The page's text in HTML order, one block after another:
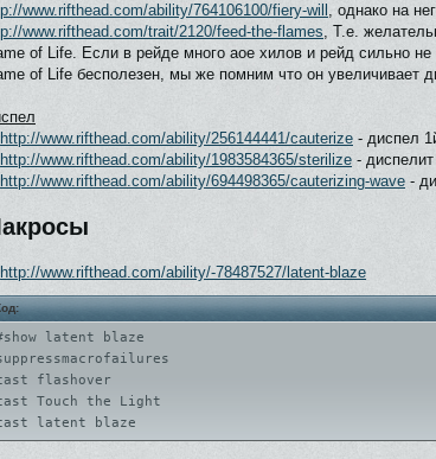
www.rifthead.com/ability/764106100/fiery-will , однако на
www.rifthead.com/trait/2120/feed-the-flames, Т.е.
of Life. Если в рейде много аое хилов и рейд сильно не
of Life бесполезен, мы же помним что он увеличивает
http://www.rifthead.com/ability/256144441/cauterize - диспел
http://www.rifthead.com/ability/1983584365/sterilize -
http://www.rifthead.com/ability/694498365/cauterizing-wave -
http://www.rifthead.com/ability/-78487527/latent-blaze
latent blaze
flashover
Touch the Light
latent blaze